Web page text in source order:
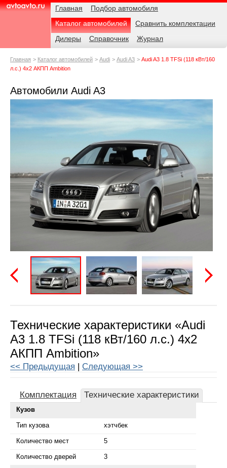
AvtoAvto.ru
Навигация Главная
Подбор автомобиля
Каталог автомобилей
Сравнить комплектации
Дилеры
Справочник Журнал
Родительские
Главная Каталог автомобилей Audi Audi A3
Audi A3 1.8 TFSi (118 кВт/160
л.с.) 4x2 АКПП Ambition
Автомобили Audi A3
Технические характеристики «Audi
A3 1.8 TFSi (118 кВт/160 л.с.) 4x2
АКПП Ambition»
<< Предыдущая Следующая >>
Комплектация Технические характеристики
Кузов
Тип кузова хэтчбек
Количество мест 5
Количество дверей 3
Примечания